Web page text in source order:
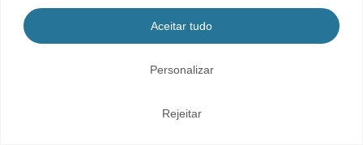
Personalizar
Rejeitar
Aceitar tudo